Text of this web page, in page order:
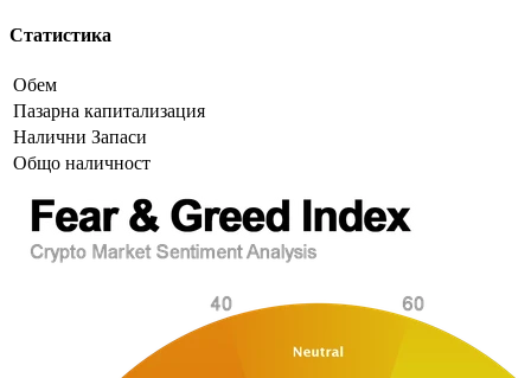
Статистика
Обем
Пазарна капитализация
Налични Запаси
Общо наличност